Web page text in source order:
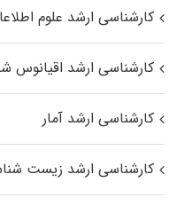
کارشناسی ارشد علوم
کارشناسی ارشد اقیانوس‌
کارشناسی ارشد آمار
کارشناسی ارشد زیست